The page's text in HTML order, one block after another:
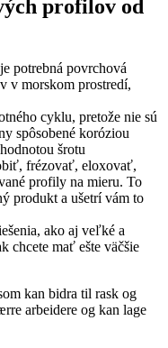
profilov od
potrebná povrchová
v morskom prostredí,
cyklu, pretože nie sú
spôsobené koróziou
šrotu
frézovať, eloxovať,
profily na mieru. To
produkt a ušetrí vám to
ako aj veľké a
chcete mať ešte väčšie
kan bidra til rask og
arbeidere og kan lage